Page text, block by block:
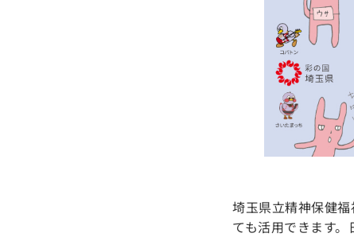
埼玉県立精神保健
ても活用できます。